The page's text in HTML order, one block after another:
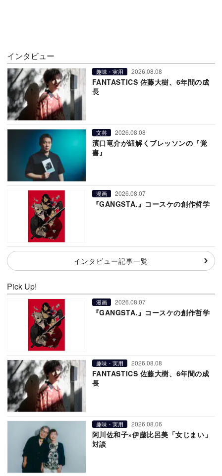
インタビュー
趣味・実用 2026.08.08
FANTASTICS 佐藤大樹、6年間の成
長
文芸 2026.08.08
濱口竜介が紐解くブレッソンの『覚
書』
漫画 2026.08.07
『GANGSTA.』コースケの創作哲学
インタビュー記事一覧
Pick Up!
漫画 2026.08.07
『GANGSTA.』コースケの創作哲学
趣味・実用 2026.08.08
FANTASTICS 佐藤大樹、6年間の成
長
趣味・実用 2026.08.06
阿川佐和子×伊藤比呂美「女じまい」
対談